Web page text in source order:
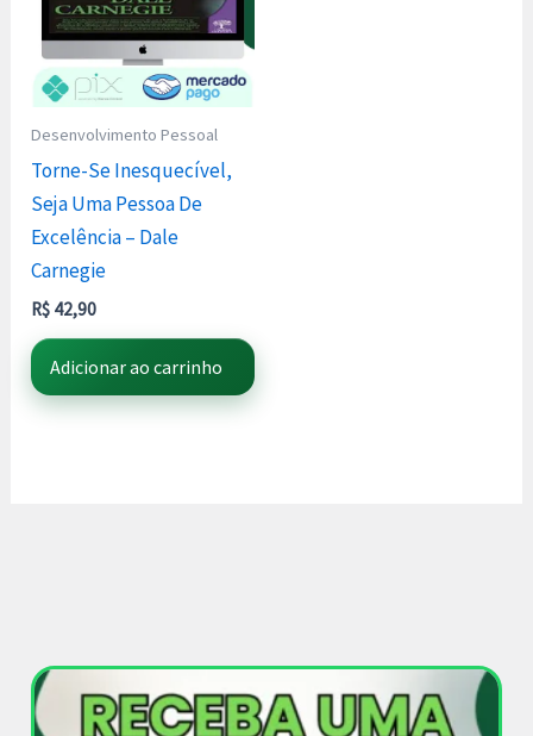
Desenvolvimento Pessoal
Torne-Se Inesquecível,
Seja Uma Pessoa De
Excelência – Dale
Carnegie
R$ 42,90
Adicionar ao carrinho